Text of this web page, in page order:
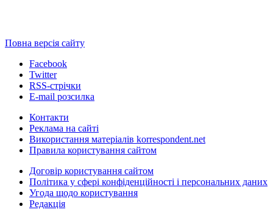
Повна версія сайту
Facebook
Twitter
RSS-стрічки
E-mail розсилка
Контакти
Реклама на сайті
Використання матеріалів korrespondent.net
Правила користування сайтом
Договір користування сайтом
Політика у сфері конфіденційності і персональних даних
Угода щодо користування
Редакція